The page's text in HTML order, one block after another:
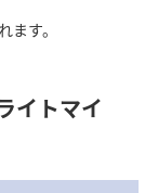
す。
イトマイ